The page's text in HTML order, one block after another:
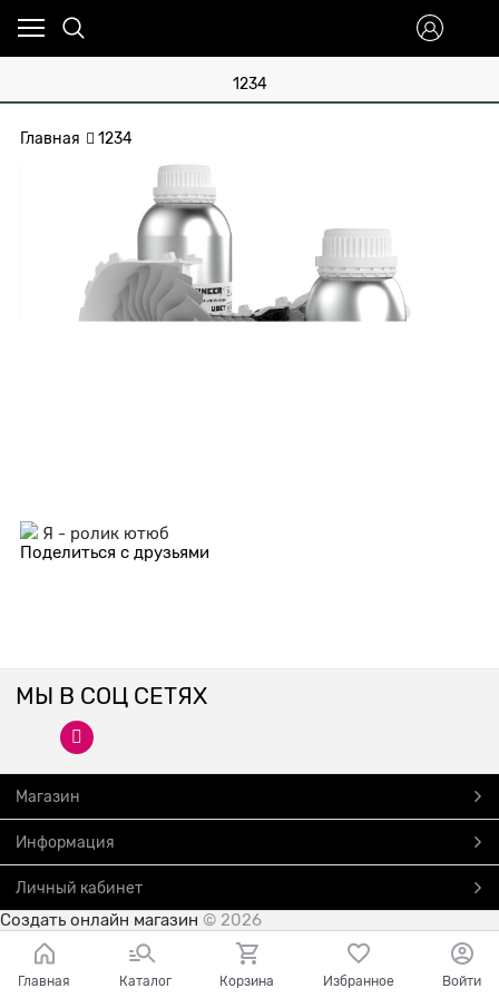
1234
Главная 1234
Я - ролик ютюб
Поделиться с друзьями
МЫ В СОЦ СЕТЯХ
Магазин
Информация
Личный кабинет
Создать онлайн магазин © 2026
Главная Каталог Корзина Избранное Войти